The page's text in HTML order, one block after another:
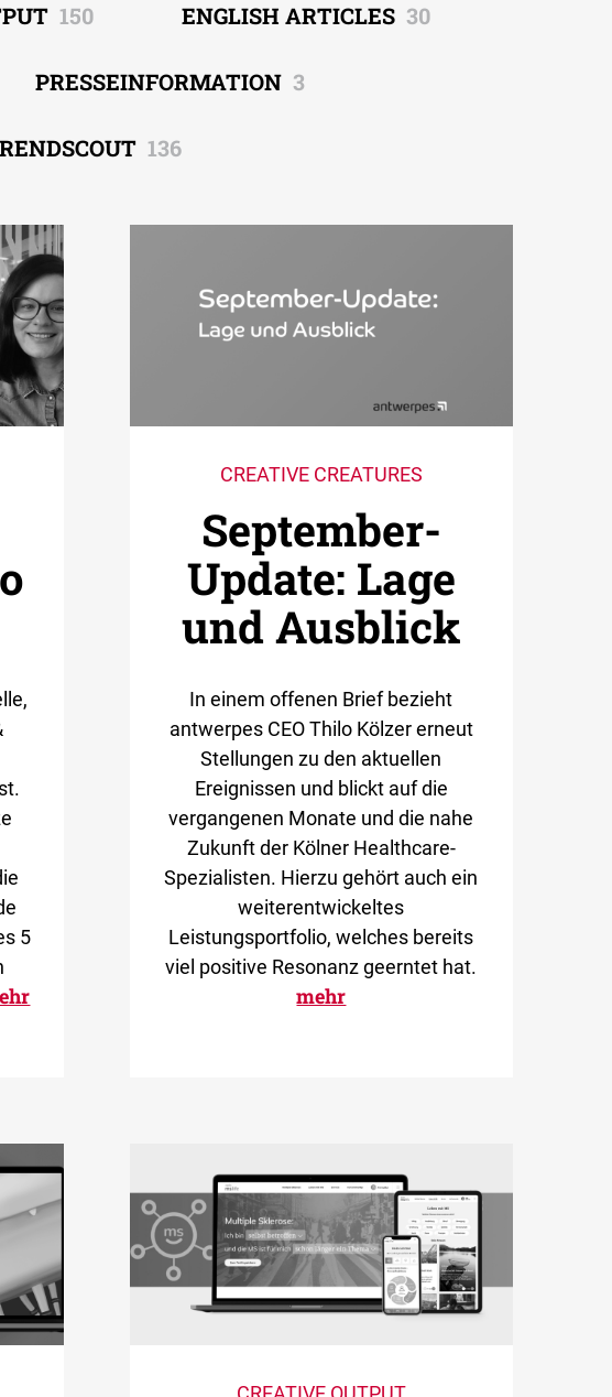
150 ENGLISH ARTICLES 30
PRESSEINFORMATION 3
136
5
CREATIVE CREATURES
September-
Update: Lage
und Ausblick
In einem offenen Brief bezieht
antwerpes CEO Thilo Kölzer erneut
Stellungen zu den aktuellen
Ereignissen und blickt auf die
vergangenen Monate und die nahe
Zukunft der Kölner Healthcare-
Spezialisten. Hierzu gehört auch ein
weiterentwickeltes
Leistungsportfolio, welches bereits
viel positive Resonanz geerntet hat.
mehr